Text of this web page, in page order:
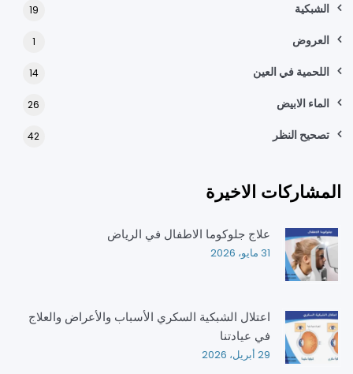
الشبكية 19
العروض 1
اللحمية في العين 14
الماء الابيض 26
تصحيح النظر 42
المشاركات الاخيرة
علاج جلوكوما الاطفال في الرياض
31 مايو، 2026
اعتلال الشبكية السكري الأسباب والأعراض والعلاج
في عيادتنا
29 أبريل، 2026